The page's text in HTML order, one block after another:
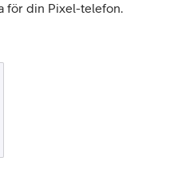
för din Pixel-telefon.